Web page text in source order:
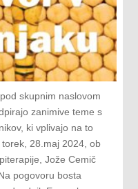
v Bruslju in pri
politike za obdobje 2021
rešitvam s področja
v Evropi – k zdravi
da slovenske kmete v EP
na probleme in je v
V minulih letih
slovenskega kmeta in
brez populizma
ki so v kot
Zadnji dve leti
skupnim naslovom
zanimive teme s
ki vplivajo na to
28.maj 2024, ob
Jože Cemič
pogovoru bosta